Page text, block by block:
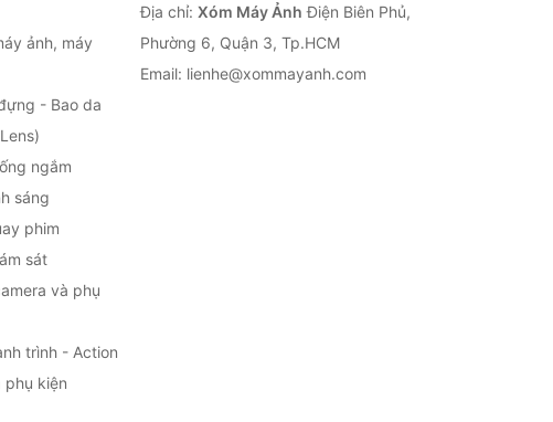
ảnh, máy
- Bao da
ngắm
sáng
phim
sát
và phụ
trình - Action
phụ kiện
Địa chỉ: Xóm Máy Ảnh Điện Biên Phủ,
Phường 6, Quận 3, Tp.HCM
Email: lienhe@xommayanh.com